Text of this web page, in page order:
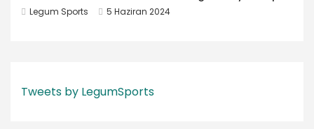
Legum Sports 5 Haziran 2024
Tweets by LegumSports